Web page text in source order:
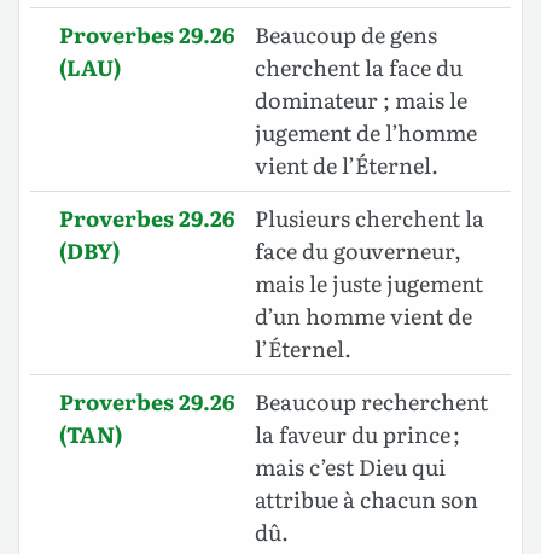
Proverbes 29.26
(LAU)
Beaucoup de gens
cherchent la face du
dominateur ; mais le
jugement de l’homme
vient de l’Éternel.
Proverbes 29.26
(DBY)
Plusieurs cherchent la
face du gouverneur,
mais le juste jugement
d’un homme vient de
l’Éternel.
Proverbes 29.26
(TAN)
Beaucoup recherchent
la faveur du prince ;
mais c’est Dieu qui
attribue à chacun son
dû.